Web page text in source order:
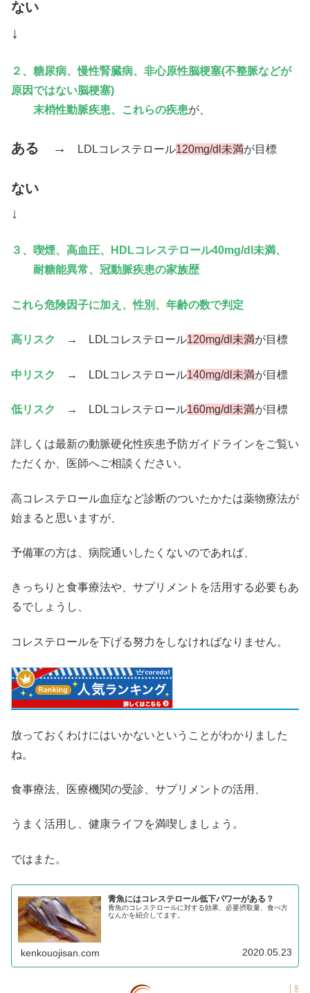
ない
↓
２、糖尿病、慢性腎臓病、非心原性脳梗塞(不整脈などが
原因ではない脳梗塞)
末梢性動脈疾患、これらの疾患が、
ある → LDLコレステロール120mg/dl未満が目標
ない
↓
３、喫煙、高血圧、HDLコレステロール40mg/dl未満、
耐糖能異常、冠動脈疾患の家族歴
これら危険因子に加え、性別、年齢の数で判定
高リスク → LDLコレステロール120mg/dl未満が目標
中リスク → LDLコレステロール140mg/dl未満が目標
低リスク → LDLコレステロール160mg/dl未満が目標
詳しくは最新の動脈硬化性疾患予防ガイドラインをご覧い
ただくか、医師へご相談ください。
高コレステロール血症など診断のついたかたは薬物療法が
始まると思いますが、
予備軍の方は、病院通いしたくないのであれば、
きっちりと食事療法や、サプリメントを活用する必要もあ
るでしょうし、
コレステロールを下げる努力をしなければなりません。
放っておくわけにはいかないということがわかりました
ね。
食事療法、医療機関の受診、サプリメントの活用、
うまく活用し、健康ライフを満喫しましょう。
ではまた。
青魚にはコレステロール低下パワーがある？
青魚のコレステロールに対する効果、必要摂取量、食べ方
なんかを紹介してます。
kenkouojisan.com 2020.05.23